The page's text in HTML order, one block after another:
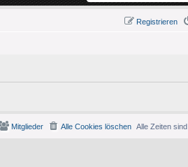
Registrieren
Alle Zeiten sind
Alle Cookies löschen
Mitglieder